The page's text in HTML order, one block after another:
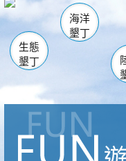
海生館
恆春
龍鑾潭自
瓊麻館
關山
白砂
生態
墾丁
海洋
墾丁